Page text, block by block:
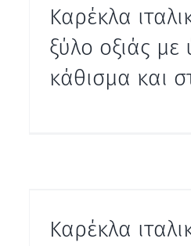
Καρέκλα
ξύλο οξιάς
κάθισμα και
Καρέκλα